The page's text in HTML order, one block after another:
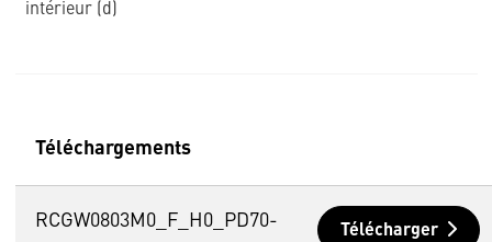
intérieur (d)
Téléchargements
RCGW0803M0_F_H0_PD70-
Télécharger